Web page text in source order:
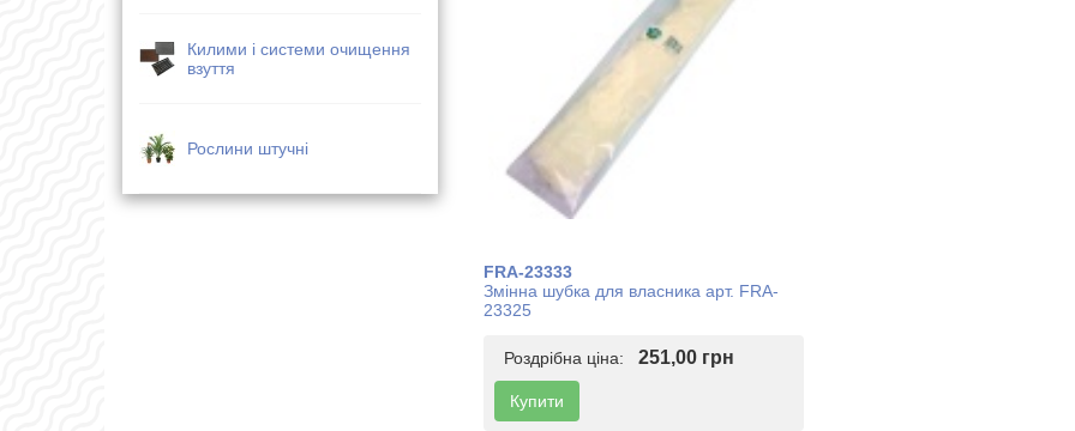
Килими і системи очищення
взуття
Рослини штучні
FRA-23333
Змінна шубка для власника арт. FRA-
23325
Роздрібна ціна: 251,00 грн
Купити